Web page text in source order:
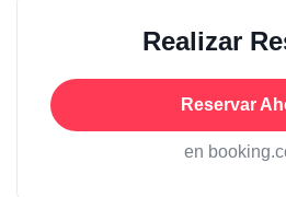
Realizar
Reservar
en